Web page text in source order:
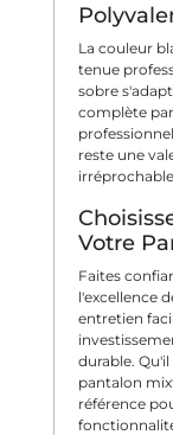
La couleur
tenue
sobre
complète
reste une
Votre
Faites
l'excellence
entretien
durable.
pantalon
référence